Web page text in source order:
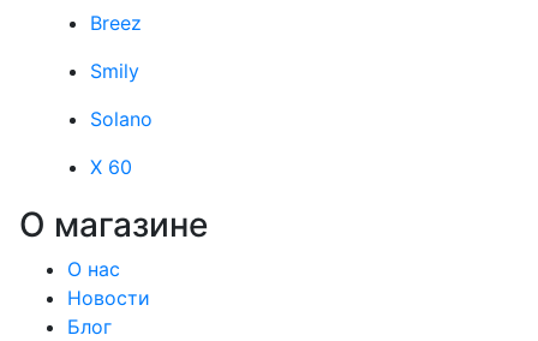
Breez
Smily
Solano
X 60
О магазине
О нас
Новости
Блог